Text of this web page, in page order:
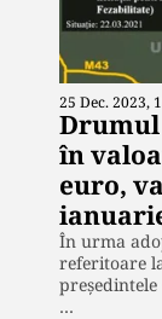
25 Dec. 2023,
Drumul
în
euro,
În urma
referitoare
…